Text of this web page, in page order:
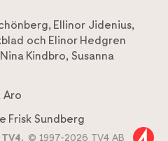
, Ellinor Jidenius,
och Elinor Hedgren
Nina Kindbro, Susanna
Aro
Frisk Sundberg
© 1997-2026 TV4 AB